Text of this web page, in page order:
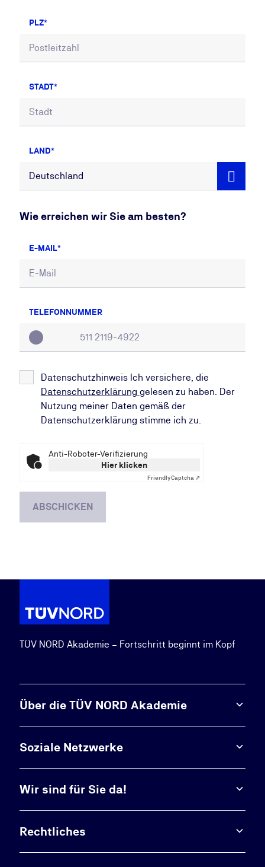
PLZ
STADT
LAND
Wie erreichen wir Sie am besten?
E-MAIL
TELEFONNUMMER
Datenschutzhinweis Ich versichere, die
Datenschutzerklärung gelesen zu haben. Der
Nutzung meiner Daten gemäß der
Datenschutzerklärung stimme ich zu.
Anti-Roboter-Verifizierung
Hier klicken
FriendlyCaptcha ⇗
ABSCHICKEN
TÜV NORD Akademie – Fortschritt beginnt im Kopf
Über die TÜV NORD Akademie
Soziale Netzwerke
Wir sind für Sie da!
Rechtliches